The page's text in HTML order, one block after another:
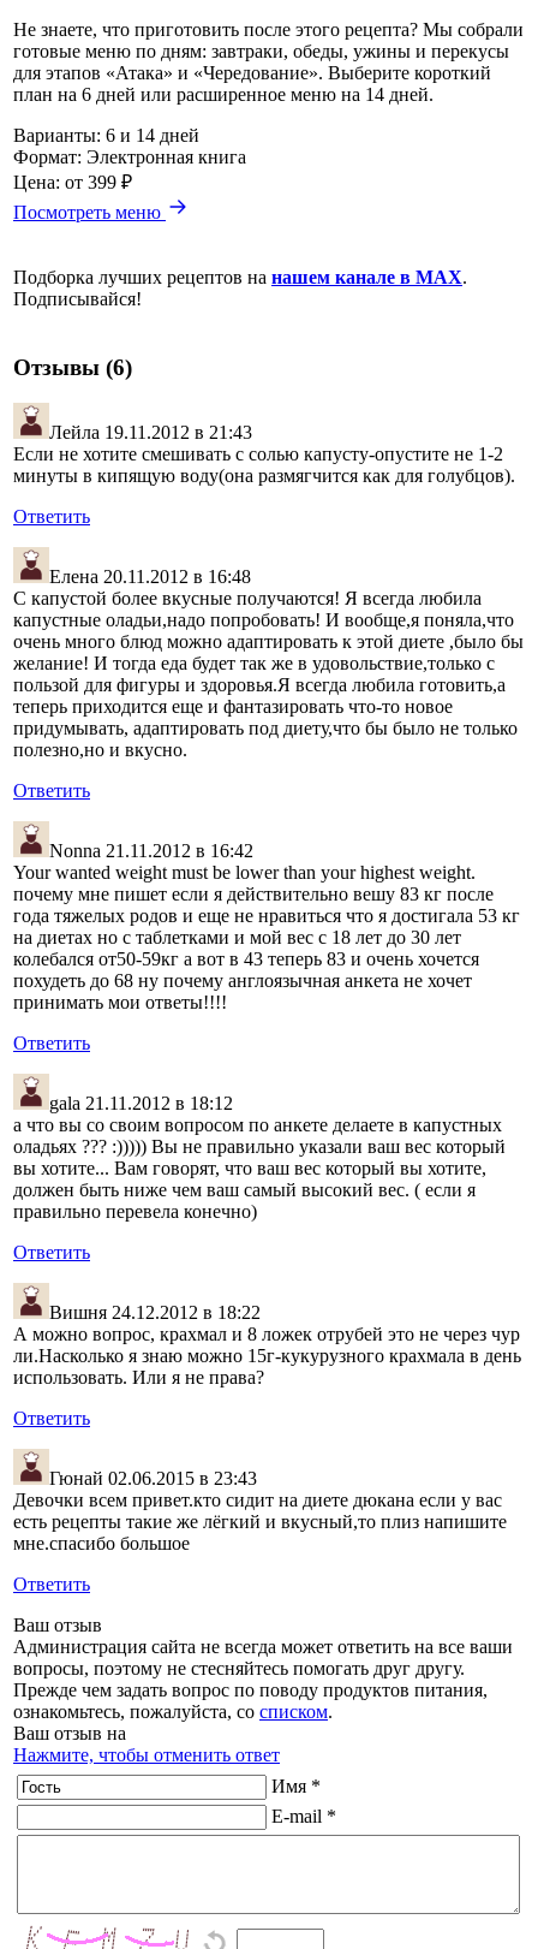
Не знаете, что приготовить после этого рецепта? Мы собрали
готовые меню по дням: завтраки, обеды, ужины и перекусы
для этапов «Атака» и «Чередование». Выберите короткий
план на 6 дней или расширенное меню на 14 дней.
Варианты: 6 и 14 дней
Формат: Электронная книга
Цена: от 399 ₽
Посмотреть меню
Подборка лучших рецептов на нашем канале в MAX.
Подписывайся!
Отзывы (6)
Лейла 19.11.2012 в 21:43
Если не хотите смешивать с солью капусту-опустите не 1-2
минуты в кипящую воду(она размягчится как для голубцов).
Ответить
Елена 20.11.2012 в 16:48
С капустой более вкусные получаются! Я всегда любила
капустные оладьи,надо попробовать! И вообще,я поняла,что
очень много блюд можно адаптировать к этой диете ,было бы
желание! И тогда еда будет так же в удовольствие,только с
пользой для фигуры и здоровья.Я всегда любила готовить,а
теперь приходится еще и фантазировать что-то новое
придумывать, адаптировать под диету,что бы было не только
полезно,но и вкусно.
Ответить
Nonna 21.11.2012 в 16:42
Your wanted weight must be lower than your highest weight.
почему мне пишет если я действительно вешу 83 кг после
года тяжелых родов и еще не нравиться что я достигала 53 кг
на диетах но с таблетками и мой вес с 18 лет до 30 лет
колебался от50-59кг а вот в 43 теперь 83 и очень хочется
похудеть до 68 ну почему англоязычная анкета не хочет
принимать мои ответы!!!!
Ответить
gala 21.11.2012 в 18:12
а что вы со своим вопросом по анкете делаете в капустных
оладьях ??? :))))) Вы не правильно указали ваш вес который
вы хотите... Вам говорят, что ваш вес который вы хотите,
должен быть ниже чем ваш самый высокий вес. ( если я
правильно перевела конечно)
Ответить
Вишня 24.12.2012 в 18:22
А можно вопрос, крахмал и 8 ложек отрубей это не через чур
ли.Насколько я знаю можно 15г-кукурузного крахмала в день
использовать. Или я не права?
Ответить
Гюнай 02.06.2015 в 23:43
Девочки всем привет.кто сидит на диете дюкана если у вас
есть рецепты такие же лёгкий и вкусный,то плиз напишите
мне.спасибо большое
Ответить
Ваш отзыв
Администрация сайта не всегда может ответить на все ваши
вопросы, поэтому не стесняйтесь помогать друг другу.
Прежде чем задать вопрос по поводу продуктов питания,
ознакомьтесь, пожалуйста, со списком.
Ваш отзыв на
Нажмите, чтобы отменить ответ
Имя *
E-mail *